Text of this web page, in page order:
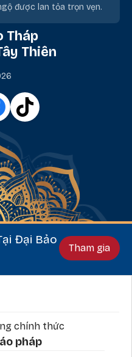
được lan tỏa trọn vẹn.
Tháp
Thiên
Đại Bảo
Tham gia
chính thức
pháp